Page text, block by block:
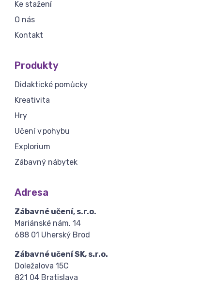
Ke stažení
O nás
Kontakt
Produkty
Didaktické pomůcky
Kreativita
Hry
Učení v pohybu
Explorium
Zábavný nábytek
Adresa
Zábavné učení, s.r.o.
Mariánské nám. 14
688 01 Uherský Brod
Zábavné učení SK, s.r.o.
Doležalova 15C
821 04 Bratislava